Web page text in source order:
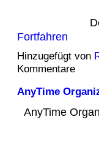
Fortfahren
Hinzugefügt von
Kommentare
AnyTime
AnyTime